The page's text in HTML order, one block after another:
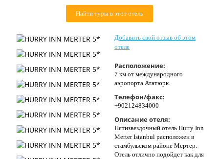
О нас
Контакты
Найти туры в этот отель
Добавить свой отзыв об этом
отеле
Расположение:
7 км от международного
аэропорта Ататюрк.
Телефон/факс:
+902124834000
Описание отеля:
Пятизвездочный отель Hurry Inn
Merter Istanbul расположен в
стамбульском районе Мертер.
Отель отлично подойдет как для